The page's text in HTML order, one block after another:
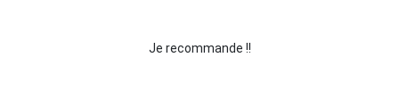
Je recommande !!